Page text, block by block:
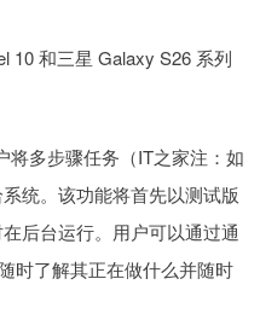
10 和三星 Galaxy S26 系列
将多步骤任务（IT之家注：如
统。该功能将首先以测试版
后台运行。用户可以通过通
时了解其正在做什么并随时